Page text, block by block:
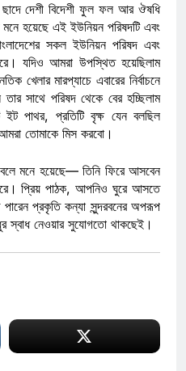
ছাদে দেশী বিদেশী ফুল ফল আর ঔষধি
হয়েছে এই ইউনিয়ন পরিষদটি এবং
সকল ইউনিয়ন পরিষদ এবং
যদিও আমরা উপস্থিত হয়েছিলাম
খেলার মারপ্যাচে এবারের নির্বাচনে
সাথে পরিষদ থেকে বের হচ্ছিলাম
ইট পাথর, প্রতিটি বৃক্ষ যেন বলছিল
তোমাকে মিস করবো।
মনে হয়েছে— তিনি ফিরে আসবেন
প্রিয় পাঠক, আপনিও ঘুরে আসতে
প্রকৃতি কন্যা সুন্দরবনের অপরূপ
স্বাধ নেওয়ার সুযোগতো থাকছেই।